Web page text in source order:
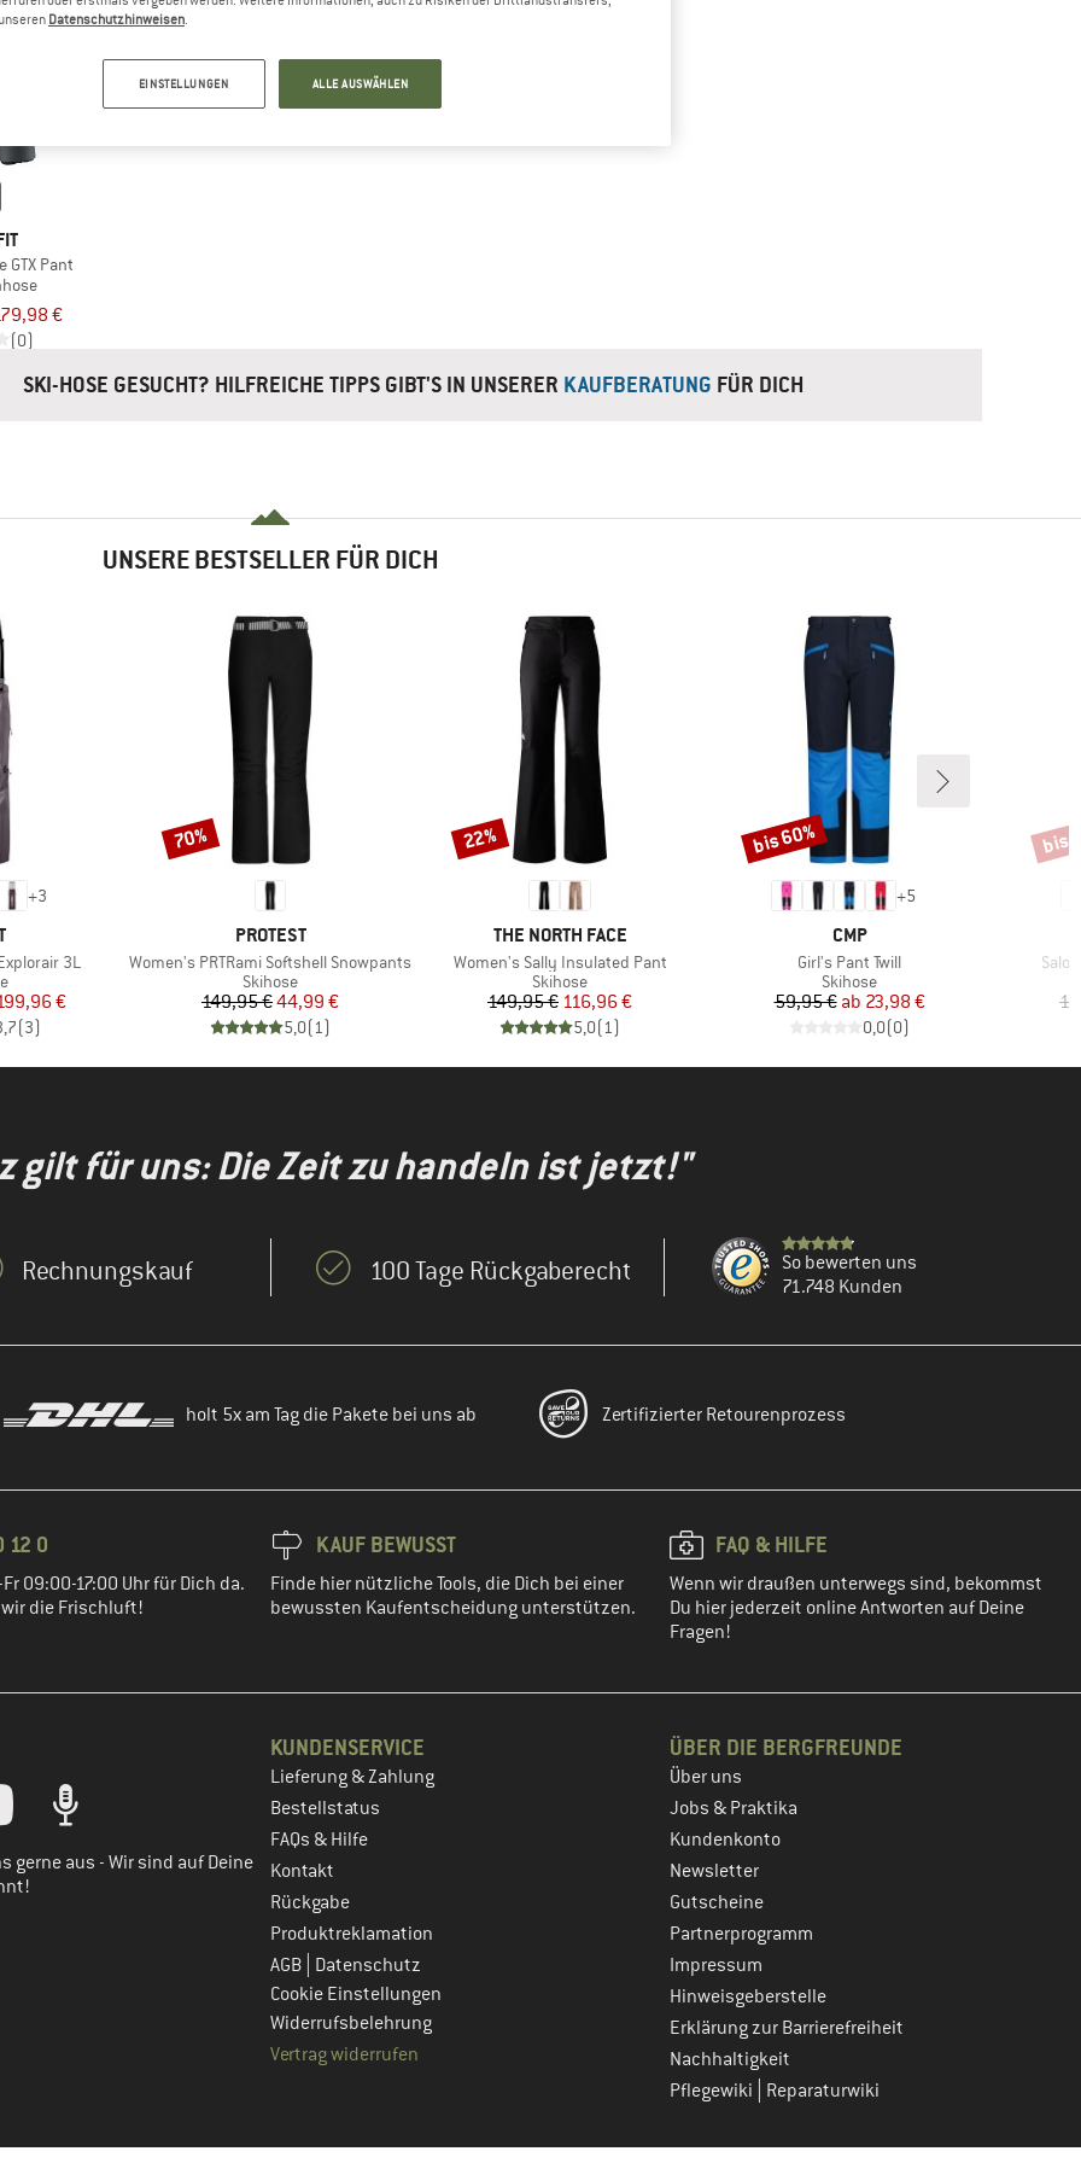
GTX Pant
€
(0)
SKI-HOSE GESUCHT? HILFREICHE TIPPS GIBT'S IN UNSERER KAUFBERATUNG FÜR DICH
UNSERE BESTSELLER FÜR DICH
+3
3L
Preis
€
(3)
MARKE
PROTEST
Artikel
Women's PRTRami Softshell Snowpants
Produktgruppe
Skihose
Preis
149,95 €reduzierter Preis
44,99 €
5,0(1)
Rabatt
70%
MARKE
THE NORTH FACE
Artikel
Women's Sally Insulated Pant
Produktgruppe
Skihose
Preis
149,95 €reduzierter Preis
116,96 €
5,0(1)
Rabatt
22%
+5
MARKE
CMP
Artikel
Girl's Pant Twill
Produktgruppe
Skihose
Preis
59,95 € reduzierter Preis
ab 23,98 €
0,0(0)
Rabatt
bis 60% bis
gilt für uns: Die Zeit zu handeln ist jetzt!"
Rechnungskauf 100 Tage Rückgaberecht
So bewerten uns
71.748 Kunden
holt 5x am Tag die Pakete bei uns ab Zertifizierter Retourenprozess
12 0
09:00-17:00 Uhr für Dich da.
die Frischluft!
KAUF BEWUSST
Finde hier nützliche Tools, die Dich bei einer
bewussten Kaufentscheidung unterstützen.
FAQ & HILFE
Wenn wir draußen unterwegs sind, bekommst
Du hier jederzeit online Antworten auf Deine
Fragen!
Kundenkonto
gerne aus - Wir sind auf Deine
KUNDENSERVICE
Lieferung & Zahlung
Bestellstatus
FAQs & Hilfe
Kontakt
Rückgabe
Produktreklamation
AGB Datenschutz
Cookie Einstellungen
Widerrufsbelehrung
Vertrag widerrufen
ÜBER DIE BERGFREUNDE
Über uns
Jobs & Praktika
Kundenkonto
Newsletter
Gutscheine
Partnerprogramm
Impressum
Hinweisgeberstelle
Erklärung zur Barrierefreiheit
Nachhaltigkeit
Pflegewiki
Reparaturwiki
Datenschutzhinweisen.
EINSTELLUNGEN ALLE AUSWÄHLEN